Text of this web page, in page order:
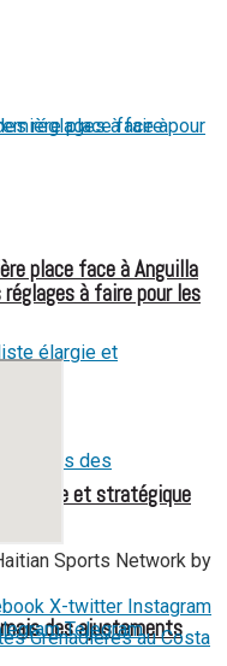
à faire pour les
des ajustements
place face à Anguilla
élargie et stratégique
dénoncent un
après une blessure
s’incline lourdement
lice
Sports Network by
X-twitter Instagram
Telegram